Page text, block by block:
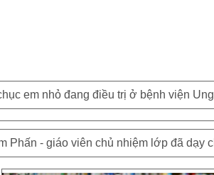
em nhỏ đang điều trị ở bệnh viện
Phấn - giáo viên chủ nhiệm lớp đã dạy